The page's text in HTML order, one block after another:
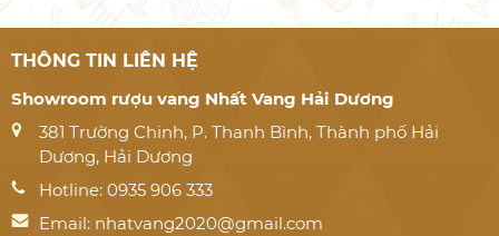
THÔNG TIN LIÊN HỆ
Showroom rượu vang Nhất Vang Hải Dương
381 Trường Chinh, P. Thanh Bình, Thành phố Hải
Dương, Hải Dương
Hotline: 0935 906 333
Email: nhatvang2020@gmail.com